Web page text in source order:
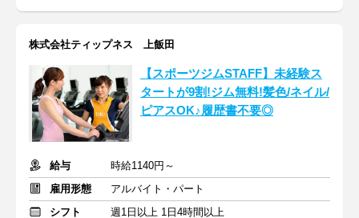
株式会社ティップネス 上飯田
【スポーツジムSTAFF】未経験ス
タートが9割!ジム無料!髪色/ネイル/
ピアスOK♪履歴書不要◎
給与
時給1140円～
雇用形態
アルバイト・パート
シフト
週1日以上 1日4時間以上